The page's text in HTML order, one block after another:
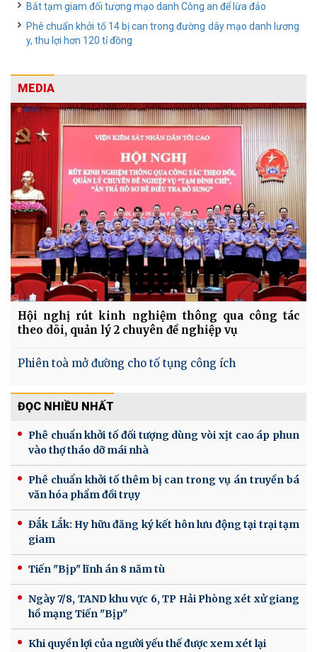
Bắt tạm giam đối tượng mạo danh Công an để lừa đảo
Phê chuẩn khởi tố 14 bị can trong đường dây mạo danh lương
y, thu lợi hơn 120 tỉ đồng
MEDIA
Hội nghị rút kinh nghiệm thông qua công tác
theo dõi, quản lý 2 chuyên đề nghiệp vụ
Phiên toà mở đường cho tố tụng công ích
ĐỌC NHIỀU NHẤT
Phê chuẩn khởi tố đối tượng dùng vòi xịt cao áp phun
vào thợ tháo dỡ mái nhà
Phê chuẩn khởi tố thêm bị can trong vụ án truyền bá
văn hóa phẩm đồi trụy
Đắk Lắk: Hy hữu đăng ký kết hôn lưu động tại trại tạm
giam
Tiến "Bịp" lĩnh án 8 năm tù
Ngày 7/8, TAND khu vực 6, TP Hải Phòng xét xử giang
hồ mạng Tiến "Bịp"
Khi quyền lợi của người yếu thế được xem xét lại